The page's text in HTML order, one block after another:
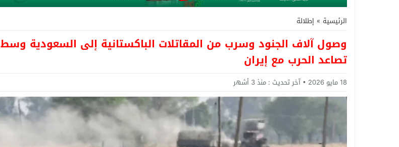
Next
الرئيسية » إطلالة
وصول آلاف الجنود وسرب من المقاتلات الباكستانية إلى السعودية وسط
تصاعد الحرب مع إيران
18 مايو 2026 آخر تحديث : منذ 3 أشهر